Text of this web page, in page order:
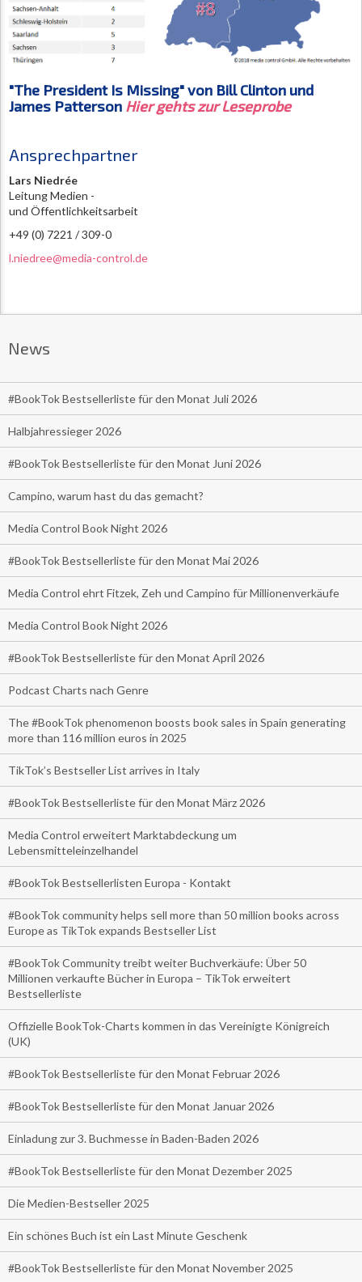
"The President Is Missing" von Bill Clinton und
James Patterson Hier gehts zur Leseprobe
Ansprechpartner
Lars Niedrée
Leitung Medien -
und Öffentlichkeitsarbeit
+49 (0) 7221 / 309-0
l.niedree@media-control.de
News
#BookTok Bestsellerliste für den Monat Juli 2026
Halbjahressieger 2026
#BookTok Bestsellerliste für den Monat Juni 2026
Campino, warum hast du das gemacht?
Media Control Book Night 2026
#BookTok Bestsellerliste für den Monat Mai 2026
Media Control ehrt Fitzek, Zeh und Campino für Millionenverkäufe
Media Control Book Night 2026
#BookTok Bestsellerliste für den Monat April 2026
Podcast Charts nach Genre
The #BookTok phenomenon boosts book sales in Spain generating
more than 116 million euros in 2025
TikTok’s Bestseller List arrives in Italy
#BookTok Bestsellerliste für den Monat März 2026
Media Control erweitert Marktabdeckung um
Lebensmitteleinzelhandel
#BookTok Bestsellerlisten Europa - Kontakt
#BookTok community helps sell more than 50 million books across
Europe as TikTok expands Bestseller List
#BookTok Community treibt weiter Buchverkäufe: Über 50
Millionen verkaufte Bücher in Europa – TikTok erweitert
Bestsellerliste
Offizielle BookTok-Charts kommen in das Vereinigte Königreich
(UK)
#BookTok Bestsellerliste für den Monat Februar 2026
#BookTok Bestsellerliste für den Monat Januar 2026
Einladung zur 3. Buchmesse in Baden-Baden 2026
#BookTok Bestsellerliste für den Monat Dezember 2025
Die Medien-Bestseller 2025
Ein schönes Buch ist ein Last Minute Geschenk
#BookTok Bestsellerliste für den Monat November 2025